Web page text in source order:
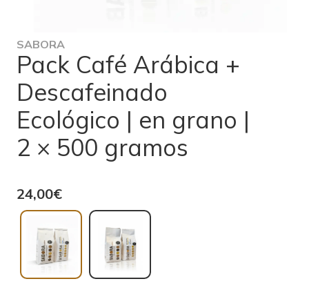
SABORA
Pack Café Arábica +
Descafeinado
Ecológico | en grano |
2 × 500 gramos
24,00€